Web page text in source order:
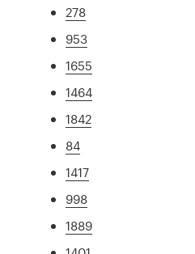
278
953
1655
1464
1842
84
1417
998
1889